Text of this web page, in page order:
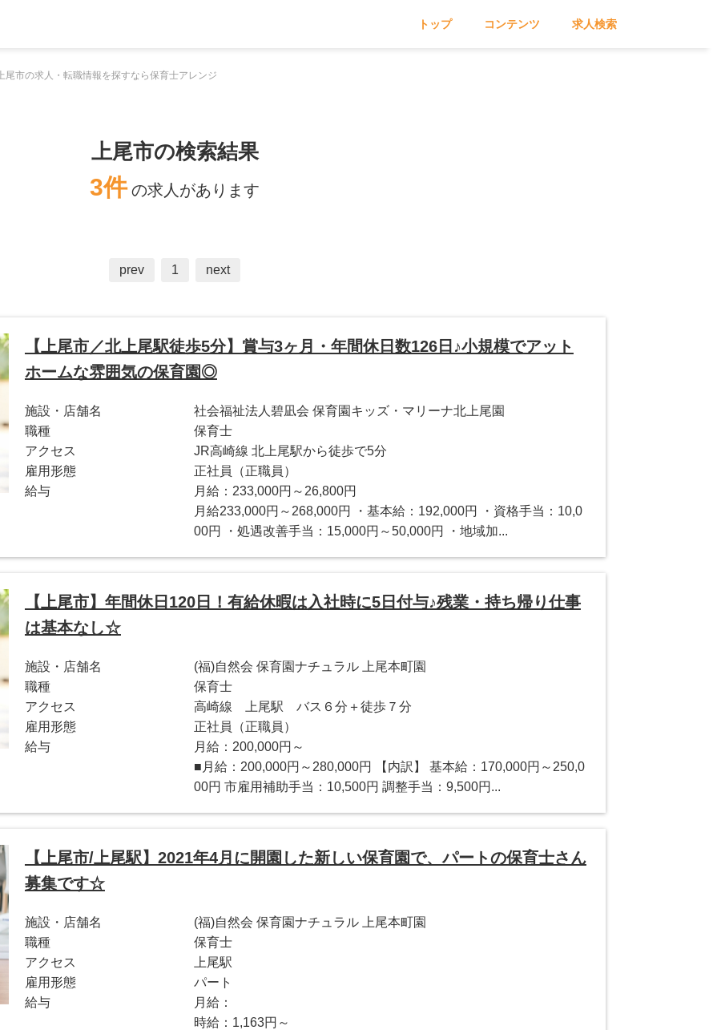
トップ コンテンツ 求人検索
上尾市の求人・転職情報を探すなら保育士アレンジ
上尾市の検索結果
3件 の求人があります
prev 1 next
【上尾市／北上尾駅徒歩5分】賞与3ヶ月・年間休日数126日♪小規模でアット
ホームな雰囲気の保育園◎
施設・店舗名
社会福祉法人碧凪会 保育園キッズ・マリーナ北上尾園
職種
保育士
アクセス
JR高崎線 北上尾駅から徒歩で5分
雇用形態
正社員（正職員）
給与
月給：233,000円～26,800円
月給233,000円～268,000円 ・基本給：192,000円 ・資格手当：10,0
00円 ・処遇改善手当：15,000円～50,000円 ・地域加...
【上尾市】年間休日120日！有給休暇は入社時に5日付与♪残業・持ち帰り仕事
は基本なし☆
施設・店舗名
(福)自然会 保育園ナチュラル 上尾本町園
職種
保育士
アクセス
高崎線 上尾駅 バス６分＋徒歩７分
雇用形態
正社員（正職員）
給与
月給：200,000円～
■月給：200,000円～280,000円 【内訳】 基本給：170,000円～250,0
00円 市雇用補助手当：10,500円 調整手当：9,500円...
【上尾市/上尾駅】2021年4月に開園した新しい保育園で、パートの保育士さん
募集です☆
施設・店舗名
(福)自然会 保育園ナチュラル 上尾本町園
職種
保育士
アクセス
上尾駅
雇用形態
パート
給与
月給：
時給：1,163円～